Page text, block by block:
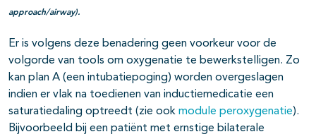
approach/airway).
Er is volgens deze benadering geen voorkeur voor de
volgorde van tools om oxygenatie te bewerkstelligen. Zo
kan plan A (een intubatiepoging) worden overgeslagen
indien er vlak na toedienen van inductiemedicatie een
saturatiedaling optreedt (zie ook module peroxygenatie).
Bijvoorbeeld bij een patiënt met ernstige bilaterale